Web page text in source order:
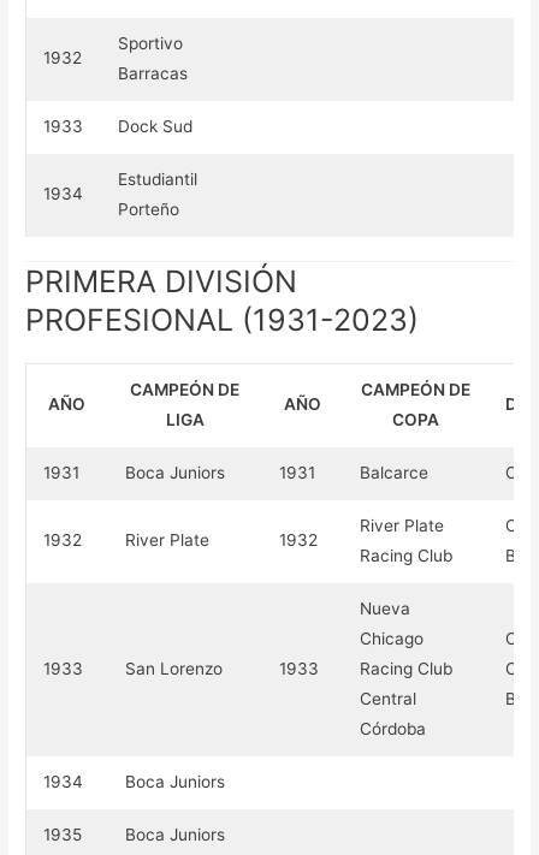
1932
Sportivo
Barracas
1933 Dock Sud
1934
Estudiantil
Porteño
PRIMERA DIVISIÓN
PROFESIONAL (1931-2023)
AÑO
CAMPEÓN DE
LIGA
AÑO
CAMPEÓN DE
COPA
1931 Boca Juniors 1931 Balcarce
1932 River Plate 1932
River Plate
Racing Club
1933 San Lorenzo 1933
Nueva
Chicago
Racing Club
Central
Córdoba
1934 Boca Juniors
1935 Boca Juniors